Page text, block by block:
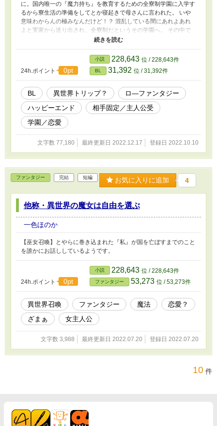
に。国内唯一の『魔力持ち』を教育するための全寮制学園に入学す
るから寮生活の準備をしてとか寝起きで母さんに言われた。 いや
意味わからんの極みなんだけど！？ 混乱している間にあれよあれ
よと実家から送り出され、全寮制だというその学園へ。 その中で
俺は、後悔と再会する。 相手は、俺を知らない。だってここどう
考えても異世界。 多分コイツはアイツが辿らなかった道の一つ。
俺と出会わなかったアイツ。 世界は変わった、俺も変わった。 な
らきっと楽しまなきゃ損だよな？ そして俺は今日も、馬鹿やりな
がら生きている。 ☆…R15、★…R18 予定。
24h.ポイント 0pt
小説 228,643 位 / 228,643件
BL 31,392 位 / 31,392件
BL 異世界トリップ？
ロ―ファンタジー
ハッピーエンド
相手固定／主人公受
学園／恋愛
文字数 77,180 最終更新日 2022.12.17 登録日 2022.10.10
ファンタジー 完結 短編 お気に入りに追加 4
他称・異世界の魔女は自由を選ぶ
一色ほのか
【巫女召喚】とやらに巻き込まれた『私』が国を亡ぼすまでのこと
を誰かにお話ししているようです。
24h.ポイント 0pt
小説 228,643 位 / 228,643件
ファンタジー 53,273 位 / 53,273件
異世界召喚 ファンタジー 魔法
恋愛？
ざまぁ
女主人公
文字数 3,988 最終更新日 2022.07.20 登録日 2022.07.20
10 件